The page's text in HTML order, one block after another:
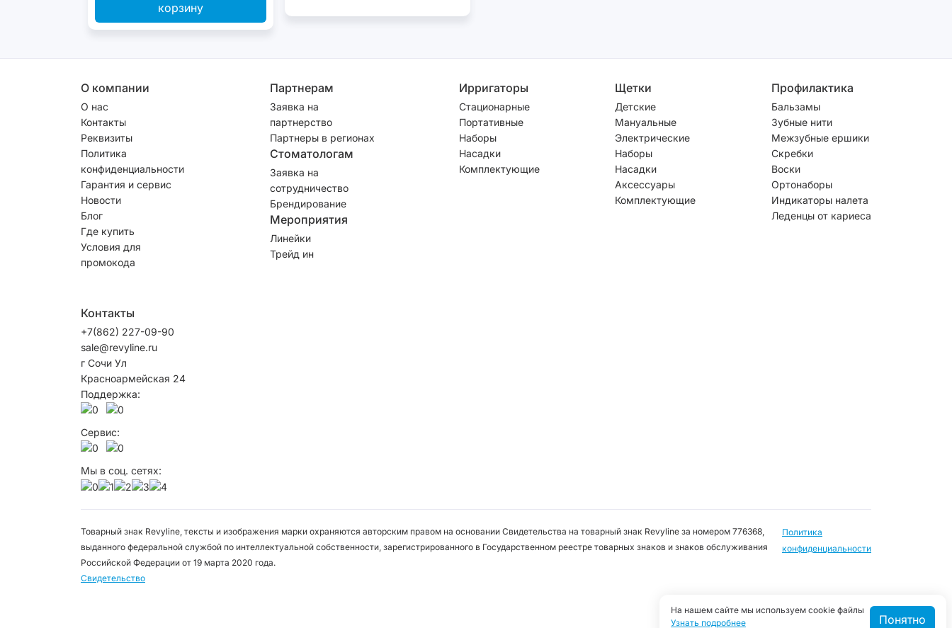
корзину
О компании
О нас
Контакты
Реквизиты
Политика
конфиденциальности
Гарантия и сервис
Новости
Блог
Где купить
Условия для
промокода
Партнерам
Заявка на
партнерство
Партнеры в регионах
Стоматологам
Заявка на
сотрудничество
Брендирование
Мероприятия
Линейки
Трейд ин
Ирригаторы
Стационарные
Портативные
Наборы
Насадки
Комплектующие
Щетки
Детские
Мануальные
Электрические
Наборы
Насадки
Аксессуары
Комплектующие
Профилактика
Бальзамы
Зубные нити
Межзубные ершики
Скребки
Воски
Ортонаборы
Индикаторы налета
Леденцы от кариеса
Контакты
+7(862) 227-09-90
sale@revyline.ru
г Сочи Ул
Красноармейская 24
Поддержка:
Сервис:
Мы в соц. сетях:
Товарный знак Revyline, тексты и изображения марки охраняются авторским правом на основании Свидетельства на товарный знак Revyline за номером 776368,
выданного федеральной службой по интеллектуальной собственности, зарегистрированного в Государственном реестре товарных знаков и знаков обслуживания
Российской Федерации от 19 марта 2020 года.
Свидетельство
Политика
конфиденциальности
На нашем сайте мы используем cookie файлы
Узнать подробнее
Понятно